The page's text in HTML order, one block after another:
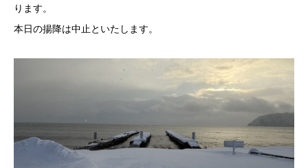
ります。
本日の揚降は中止といたします。